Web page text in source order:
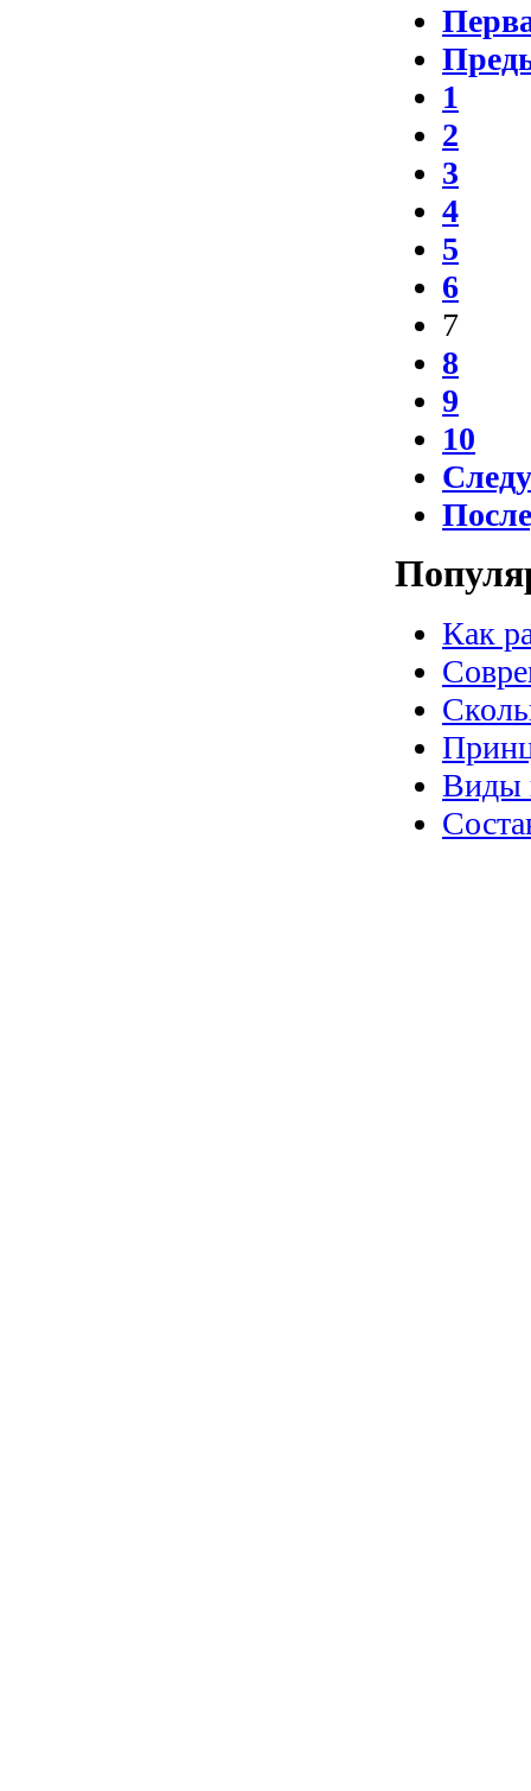
1
2
3
4
5
6
7
8
9
10
Как
Виды